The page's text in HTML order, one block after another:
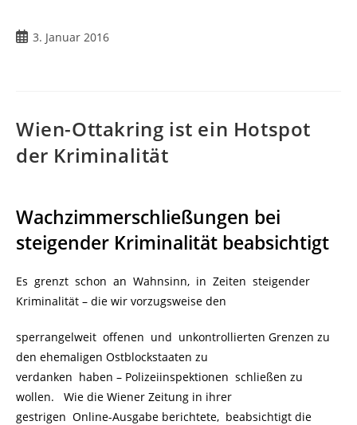
3. Januar 2016
Wien-Ottakring ist ein Hotspot
der Kriminalität
Wachzimmerschließungen bei
steigender Kriminalität beabsichtigt
Es grenzt schon an Wahnsinn, in Zeiten steigender
Kriminalität – die wir vorzugsweise den
sperrangelweit offenen und unkontrollierten Grenzen zu
den ehemaligen Ostblockstaaten zu
verdanken haben – Polizeiinspektionen schließen zu
wollen. Wie die Wiener Zeitung in ihrer
gestrigen Online-Ausgabe berichtete, beabsichtigt die